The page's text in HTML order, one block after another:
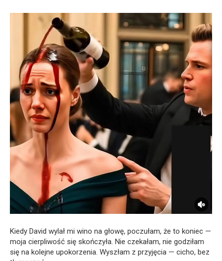
Kiedy David wylał mi wino na głowę, poczułam, że to koniec —
moja cierpliwość się skończyła. Nie czekałam, nie godziłam
się na kolejne upokorzenia. Wyszłam z przyjęcia — cicho, bez